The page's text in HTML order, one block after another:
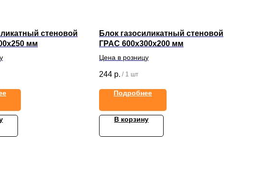
стеновой
мм
Блок газосиликатный стеновой
ГРАС 600х300х200 мм
Цена в розницу
244 р. / 1 шт
Подробнее
В корзину